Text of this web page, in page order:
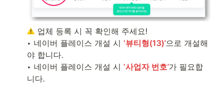
업체 등록 시 꼭 확인해 주세요!
‣ 네이버 플레이스 개설 시 ‘뷰티형(13)’으로 개설해
야 합니다.
‣ 네이버 플레이스 개설 시 ‘사업자 번호’가 필요합
니다.